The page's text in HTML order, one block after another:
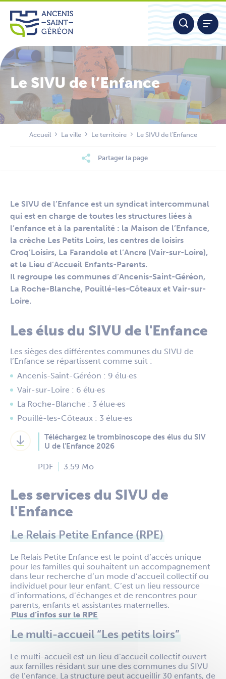
Aller
contenu
Nous contacter
Le SIVU de l’Enfance
Accueil La ville Le territoire Le SIVU de l’Enfance
Partager la page
Le SIVU de l’Enfance est un syndicat intercommunal
qui est en charge de toutes les structures liées à
l’enfance et à la parentalité : la Maison de l’Enfance,
la crèche Les Petits Loirs, les centres de loisirs
Croq’Loisirs, La Farandole et l’Ancre (Vair-sur-Loire),
et le Lieu d’Accueil Enfants-Parents.
Il regroupe les communes d’Ancenis-Saint-Géréon,
La Roche-Blanche, Pouillé-les-Côteaux et Vair-sur-
Loire.
Les élus du SIVU de l'Enfance
Les sièges des différentes communes du SIVU de
l’Enfance se répartissent comme suit :
Ancenis-Saint-Géréon : 9 élu·es
Vair-sur-Loire : 6 élu·es
La Roche-Blanche : 3 élue·es
Pouillé-les-Côteaux : 3 élue·es
Téléchargez le trombinoscope des élus du SIV
U de l'Enfance 2026
PDF 3.59 Mo
Les services du SIVU de
l'Enfance
Le Relais Petite Enfance (RPE)
Le Relais Petite Enfance est le point d’accès unique
pour les familles qui souhaitent un accompagnement
dans leur recherche d’un mode d’accueil collectif ou
individuel pour leur enfant. C’est un lieu ressource
d’informations, d’échanges et de rencontres pour
parents, enfants et assistantes maternelles.
Plus d’infos sur le RPE
Le multi-accueil “Les petits loirs”
Le multi-accueil est un lieu d’accueil collectif ouvert
aux familles résidant sur une des communes du SIVU
de l’enfance. La structure peut accueillir 30 enfants, de
Panneau de gestion des cookies